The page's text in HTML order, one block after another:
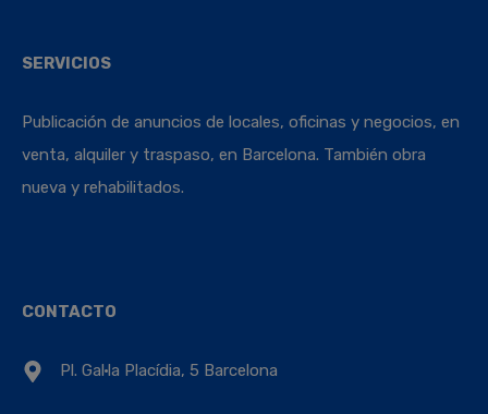
SERVICIOS
Publicación de anuncios de locales, oficinas y negocios, en
venta, alquiler y traspaso, en Barcelona. También obra
nueva y rehabilitados.
CONTACTO
Pl. Gal·la Placídia, 5 Barcelona